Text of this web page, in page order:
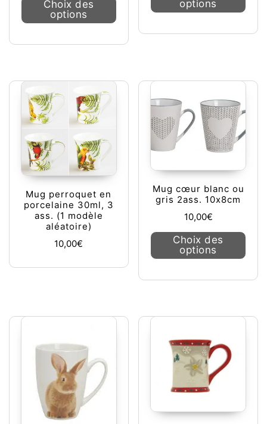
Choix des
options
options
Mug perroquet en
porcelaine 30ml, 3
ass. (1 modèle
aléatoire)
10,00€
Mug cœur blanc ou
gris 2ass. 10x8cm
10,00€
Choix des
options